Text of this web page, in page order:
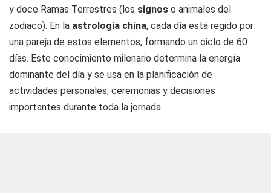
y doce Ramas Terrestres (los signos o animales del
zodiaco). En la astrología china, cada día está regido por
una pareja de estos elementos, formando un ciclo de 60
días. Este conocimiento milenario determina la energía
dominante del día y se usa en la planificación de
actividades personales, ceremonias y decisiones
importantes durante toda la jornada.